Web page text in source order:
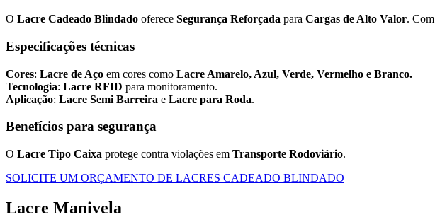
O Lacre Cadeado Blindado oferece Segurança Reforçada para Cargas de Alto Valor. Com
Especificações técnicas
Cores: Lacre de Aço em cores como Lacre Amarelo, Azul, Verde, Vermelho e Branco.
Tecnologia: Lacre RFID para monitoramento.
Aplicação: Lacre Semi Barreira e Lacre para Roda.
Benefícios para segurança
O Lacre Tipo Caixa protege contra violações em Transporte Rodoviário.
SOLICITE UM ORÇAMENTO DE LACRES CADEADO BLINDADO
Lacre Manivela